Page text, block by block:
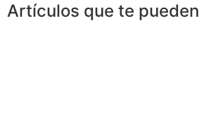
Artículos que te